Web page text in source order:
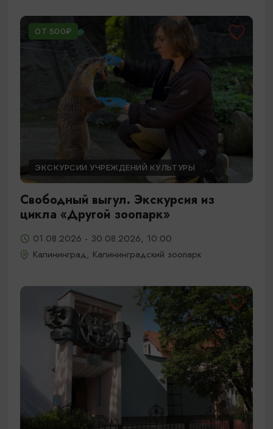
ОТ 500₽
ЭКСКУРСИИ УЧРЕЖДЕНИЙ КУЛЬТУРЫ
Свободный выгул. Экскурсия из
цикла «Другой зоопарк»
01.08.2026 - 30.08.2026, 10:00
Калининград, Калининградский зоопарк